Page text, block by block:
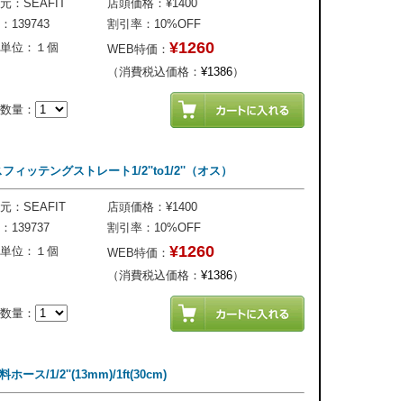
：SEAFIT
店頭価格：¥1400
139743
割引率：10%OFF
位：１個
WEB特価： ¥1260
（消費税込価格： ¥1386）
量：
ィッテングストレート1/2''to1/2''（オス）
：SEAFIT
店頭価格：¥1400
139737
割引率：10%OFF
位：１個
WEB特価： ¥1260
（消費税込価格： ¥1386）
量：
ホース/1/2''(13mm)/1ft(30cm)